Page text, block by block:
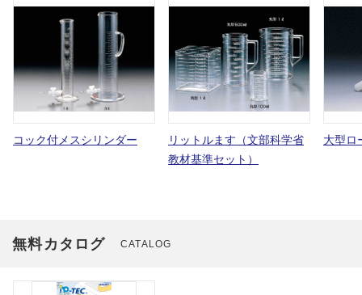
コック付メスシリンダー
リットルます（文部科学省
教材基準セット）
大型ロ
無料カタログ CATALOG